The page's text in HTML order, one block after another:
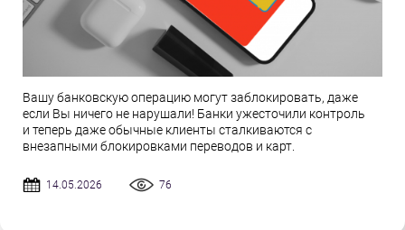
Вашу банковскую операцию могут заблокировать, даже
если Вы ничего не нарушали! Банки ужесточили контроль
и теперь даже обычные клиенты сталкиваются с
внезапными блокировками переводов и карт.
14.05.2026 76